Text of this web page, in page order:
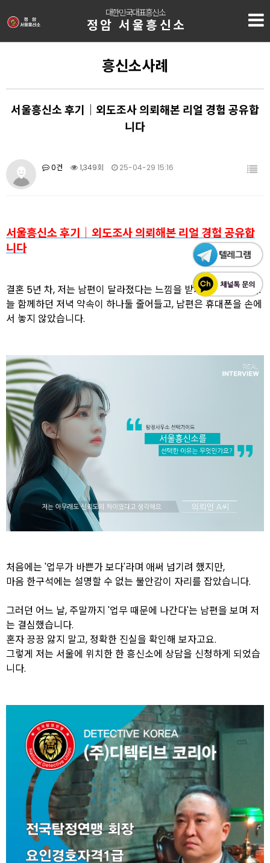
대한민국대표흥신소
정암 서울흥신소
흥신소사례
서울흥신소 후기｜외도조사 의뢰해본 리얼 경험 공유합
니다
0건 1,349회 25-04-29 15:16
서울흥신소 후기｜외도조사 의뢰해본 리얼 경험 공유합
니다
결혼 5년 차, 저는 남편이 달라졌다는 느낌을 받기 시작했습니다.
늘 함께하던 저녁 약속이 하나둘 줄어들고, 남편은 휴대폰을 손에
서 놓지 않았습니다.
처음에는 '업무가 바쁜가 보다'라며 애써 넘기려 했지만,
마음 한구석에는 설명할 수 없는 불안감이 자리를 잡았습니다.
그러던 어느 날, 주말까지 '업무 때문에 나간다'는 남편을 보며 저
는 결심했습니다.
혼자 끙끙 앓지 말고, 정확한 진실을 확인해 보자고요.
그렇게 저는 서울에 위치한 한 흥신소에 상담을 신청하게 되었습
니다.